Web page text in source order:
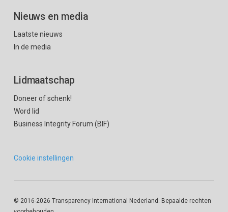
Nieuws en media
Laatste nieuws
In de media
Lidmaatschap
Doneer of schenk!
Word lid
Business Integrity Forum (BIF)
Cookie instellingen
© 2016-2026 Transparency International Nederland. Bepaalde rechten